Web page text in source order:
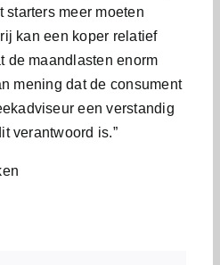
starters meer moeten
kan een koper relatief
de maandlasten enorm
mening dat de consument
een verstandig
verantwoord is.”